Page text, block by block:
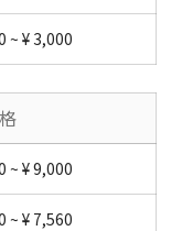
~ ¥ 3,000
~ ¥ 9,000
~ ¥ 7,560